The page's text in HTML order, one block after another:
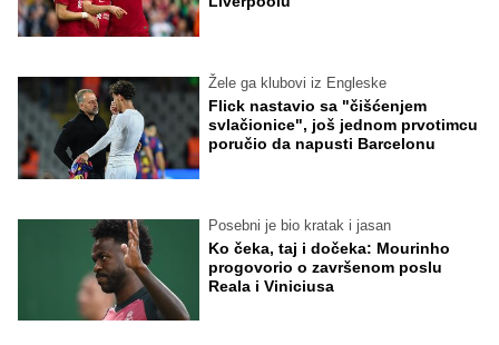
Žele ga klubovi iz Engleske
Flick nastavio sa "čišćenjem
svlačionice", još jednom prvotimcu
poručio da napusti Barcelonu
Posebni je bio kratak i jasan
Ko čeka, taj i dočeka: Mourinho
progovorio o završenom poslu
Reala i Viniciusa